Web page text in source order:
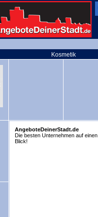
Kosmetik
AngeboteDeinerStadt.de
Die besten Unternehmen auf einen
Blick!